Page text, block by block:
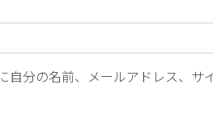
分の名前、メールアドレス、サ